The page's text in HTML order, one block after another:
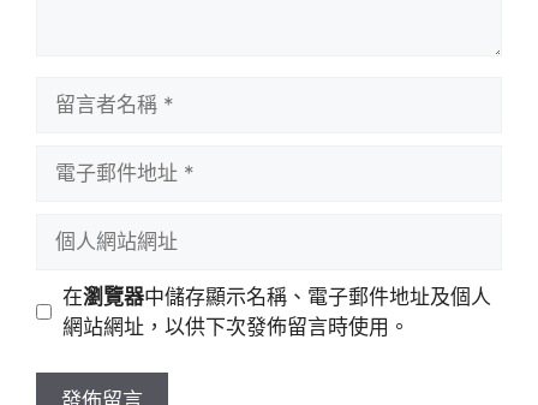
址
站
址
在瀏覽器中儲存顯示名稱、電子郵件地址及個人
網站網址，以供下次發佈留言時使用。